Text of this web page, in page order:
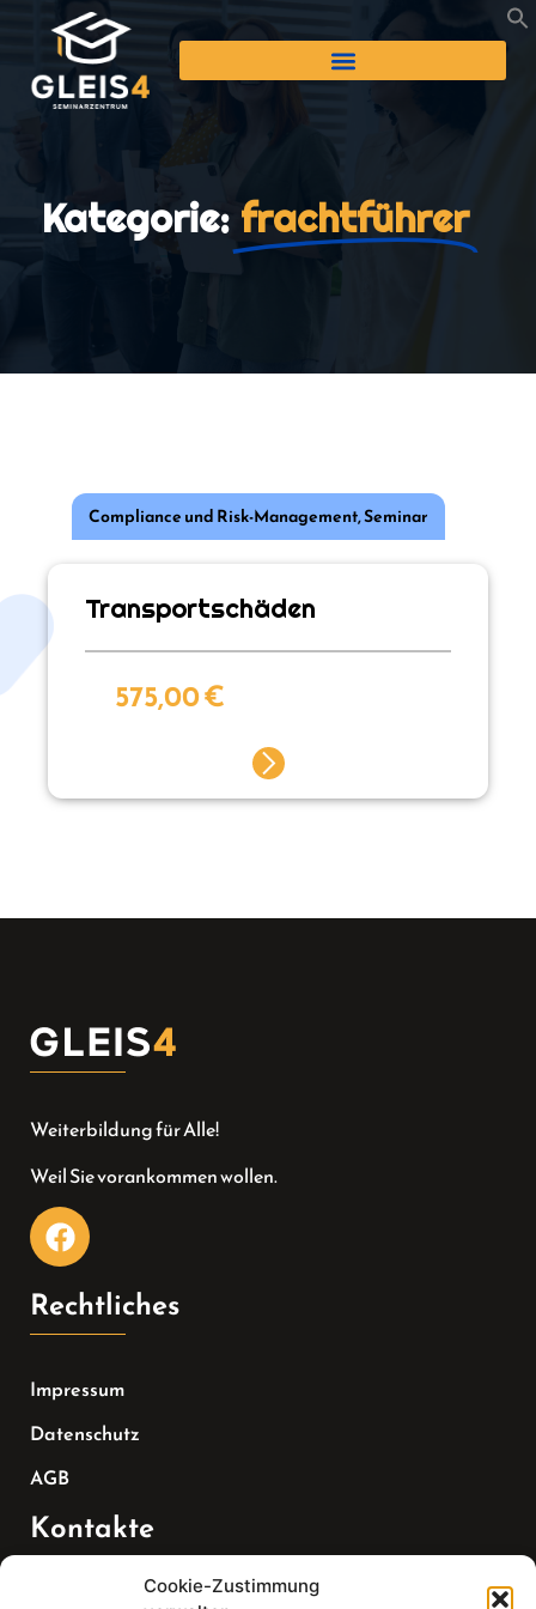
Cookie-Zustimmung
Kategorie: frachtführer
Compliance und Risk-Management,Seminar
Transportschäden
575,00€
Weiterbildung für Alle!
Weil Sie vorankommen wollen.
Rechtliches
Impressum
Datenschutz
AGB
Kontakte